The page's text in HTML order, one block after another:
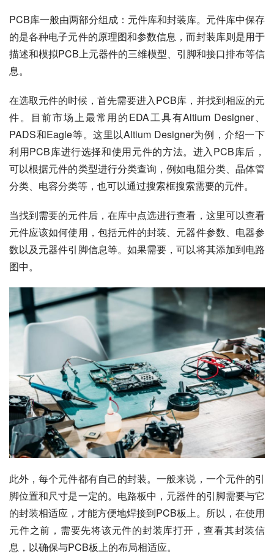
PCB库一般由两部分组成：元件库和封装库。元件库中保存
的是各种电子元件的原理图和参数信息，而封装库则是用于
描述和模拟PCB上元器件的三维模型、引脚和接口排布等信
息。
在选取元件的时候，首先需要进入PCB库，并找到相应的元
件。目前市场上最常用的EDA工具有Altium Designer、
PADS和Eagle等。这里以Altium Designer为例，介绍一下
利用PCB库进行选择和使用元件的方法。进入PCB库后，
可以根据元件的类型进行分类查询，例如电阻分类、晶体管
分类、电容分类等，也可以通过搜索框搜索需要的元件。
当找到需要的元件后，在库中点选进行查看，这里可以查看
元件应该如何使用，包括元件的封装、元器件参数、电器参
数以及元器件引脚信息等。如果需要，可以将其添加到电路
图中。
此外，每个元件都有自己的封装。一般来说，一个元件的引
脚位置和尺寸是一定的。电路板中，元器件的引脚需要与它
的封装相适应，才能方便地焊接到PCB板上。所以，在使用
元件之前，需要先将该元件的封装库打开，查看其封装信
息，以确保与PCB板上的布局相适应。